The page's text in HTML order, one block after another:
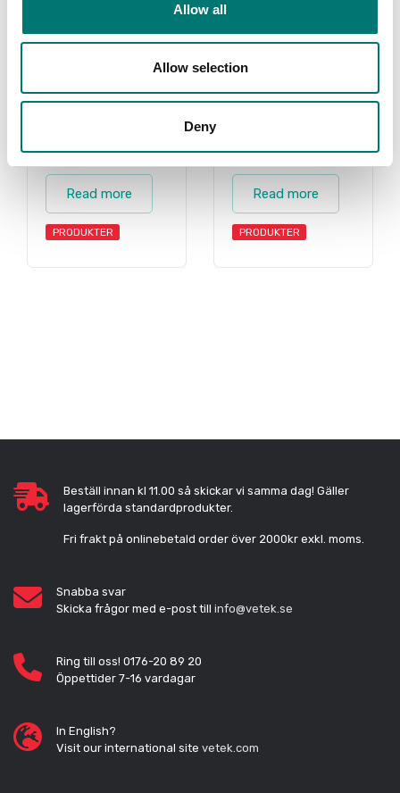
Allow all
Allow selection
Deny
Industri
Read more
PRODUKTER
Laboratorier
Read more
PRODUKTER
Beställ innan kl 11.00 så skickar vi samma dag! Gäller
lagerförda standardprodukter.
Fri frakt på onlinebetald order över 2000kr exkl. moms.
Snabba svar
Skicka frågor med e-post till info@vetek.se
Ring till oss! 0176-20 89 20
Öppettider 7-16 vardagar
In English?
Visit our international site vetek.com